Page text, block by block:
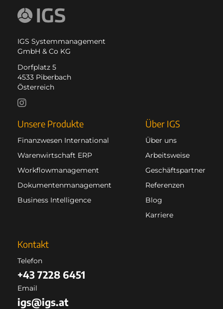
IGS Systemmanagement
GmbH & Co KG
Dorfplatz 5
4533 Piberbach
Österreich
Unsere Produkte
Finanzwesen International
Warenwirtschaft ERP
Workflowmanagement
Dokumentenmanagement
Business Intelligence
Über IGS
Über uns
Arbeitsweise
Geschäftspartner
Referenzen
Blog
Karriere
Kontakt
Telefon
+43 7228 6451
Email
igs@igs.at